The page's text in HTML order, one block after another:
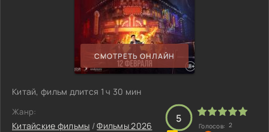
СМОТРЕТЬ ОНЛАЙН
Китай, фильм длится 1 ч 30 мин
Жанр:
Китайские фильмы /Фильмы 2026
5
Голосов: 2